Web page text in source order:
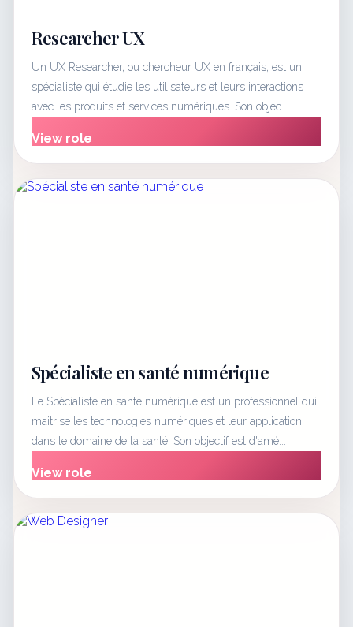
Researcher UX
Un UX Researcher, ou chercheur UX en français, est un
spécialiste qui étudie les utilisateurs et leurs interactions
avec les produits et services numériques. Son objec...
View role
Spécialiste en santé numérique
Le Spécialiste en santé numérique est un professionnel qui
maitrise les technologies numériques et leur application
dans le domaine de la santé. Son objectif est d'amé...
View role